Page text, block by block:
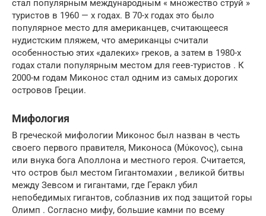
стал популярным международным « множество струй »
туристов в 1960 — х годах. В 70-х годах это было
популярное место для американцев, считающееся
нудистским пляжем, что американцы считали
особенностью этих «далеких» греков, а затем в 1980-х
годах стали популярным местом для геев-туристов . К
2000-м годам Миконос стал одним из самых дорогих
островов Греции.
Мифология
В греческой мифологии Миконос был назван в честь
своего первого правителя, Миконоса (Μύκονος), сына
или внука бога Аполлона и местного героя. Считается,
что остров был местом Гигантомахии , великой битвы
между Зевсом и гигантами, где Геракл убил
непобедимых гигантов, соблазнив их под защитой горы
Олимп . Согласно мифу, большие камни по всему